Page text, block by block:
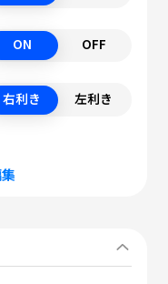
ON OFF
右利き 左利き